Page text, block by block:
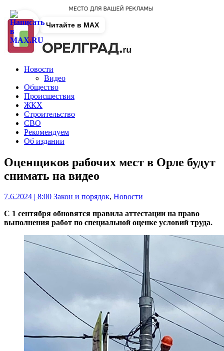
Новости
Видео
Общество
Происшествия
ЖКХ
Строительство
СВО
Рекомендуем
Об издании
Оценщиков рабочих мест в Орле будут
снимать на видео
7.6.2024 | 8:00 Закон и порядок, Новости
С 1 сентября обновятся правила аттестации на право
выполнения работ по специальной оценке условий труда.
Читайте в MAX